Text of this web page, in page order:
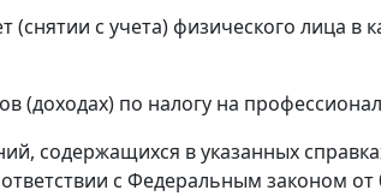
(снятии с учета) физического лица
(доходах) по налогу на
содержащихся в указанных
с Федеральным законом